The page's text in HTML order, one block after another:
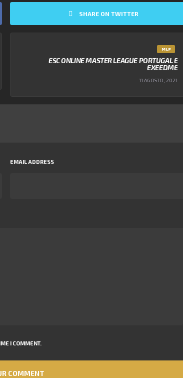
SHARE ON TWITTER
MLP
ESC ONLINE MASTER LEAGUE PORTUGAL E
EXEEDME
11 AGOSTO, 2021
EMAIL ADDRESS
I COMMENT.